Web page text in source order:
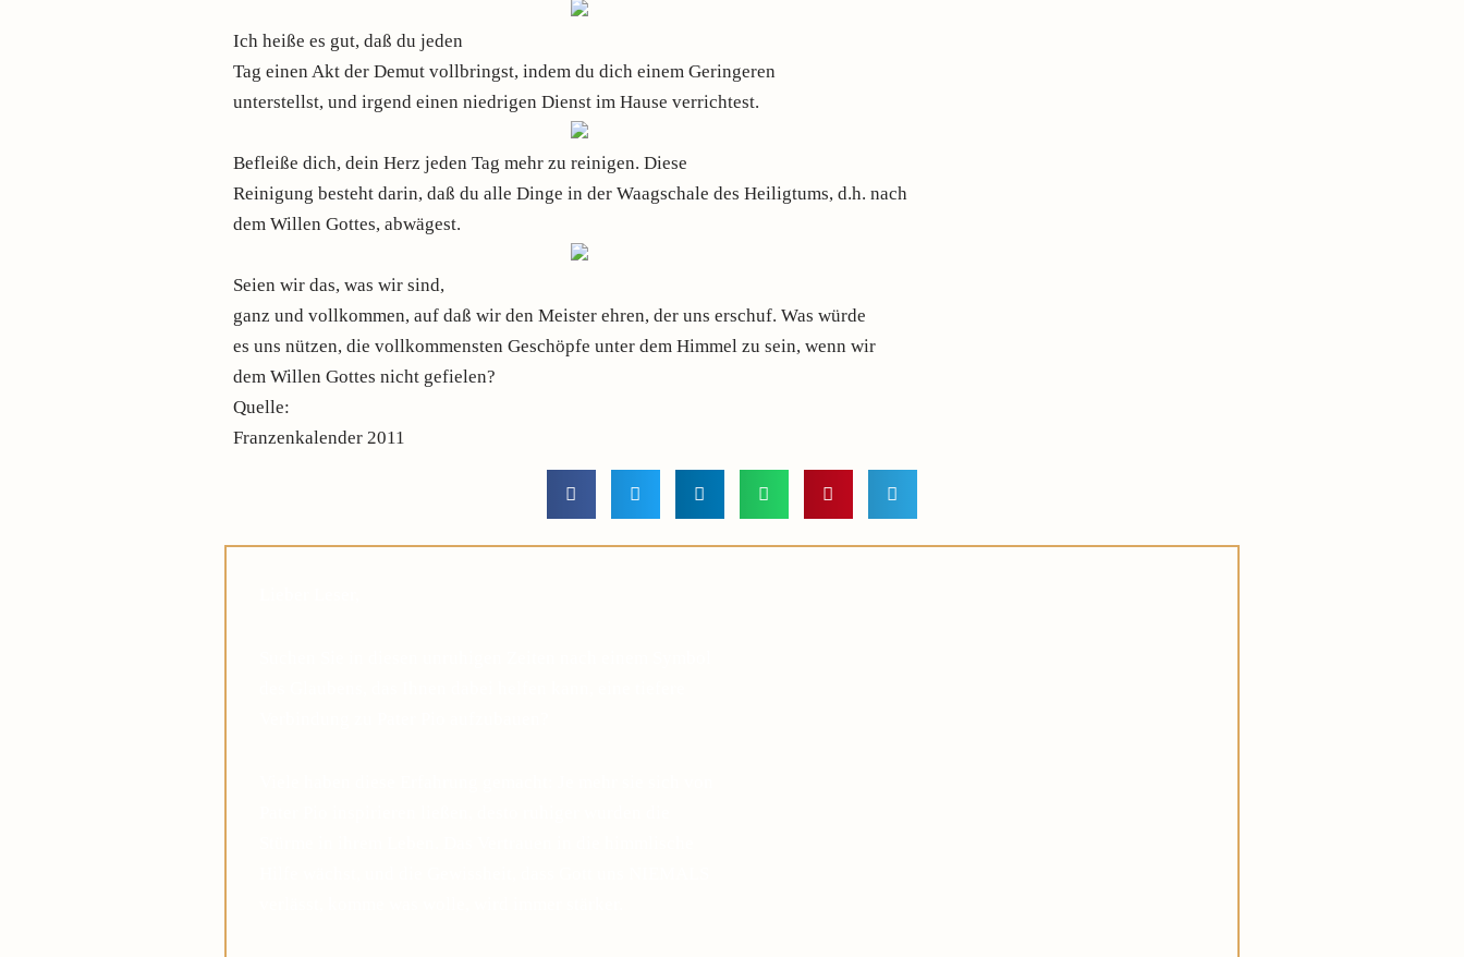
Ich heiße es gut, daß du jeden
Tag einen Akt der Demut vollbringst, indem du dich einem Geringeren
unterstellst, und irgend einen niedrigen Dienst im Hause verrichtest.
Befleiße dich, dein Herz jeden Tag mehr zu reinigen. Diese
Reinigung besteht darin, daß du alle Dinge in der Waagschale des Heiligtums, d.h. nach
dem Willen Gottes, abwägest.
Seien wir das, was wir sind,
ganz und vollkommen, auf daß wir den Meister ehren, der uns erschuf. Was würde
es uns nützen, die vollkommensten Geschöpfe unter dem Himmel zu sein, wenn wir
dem Willen Gottes nicht gefielen?
Quelle:
Franzenkalender 2011